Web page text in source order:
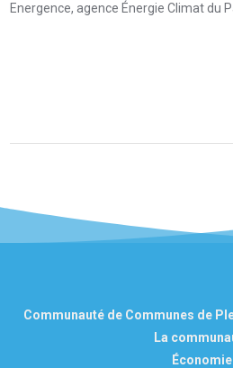
Energence, agence Énergie Climat du
Communauté de Communes de
La
Économie